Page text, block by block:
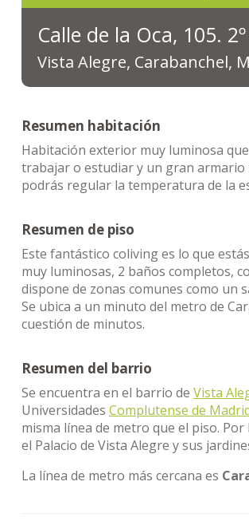
Calle de la Oca, 105.
Vista Alegre, Carabanchel,
Resumen habitación
Habitación exterior muy luminosa
trabajar o estudiar y un gran armario
podrás regular la temperatura de la
Resumen de piso
Este fantástico coliving es lo que
muy luminosas, 2 baños completos,
dispone de zonas comunes como un
Se ubica a un minuto del metro de
cuestión de minutos.
Resumen del barrio
Se encuentra en el barrio de Vista
Universidades Complutense de
misma línea de metro que el piso.
el Palacio de Vista Alegre y sus
La línea de metro más cercana es